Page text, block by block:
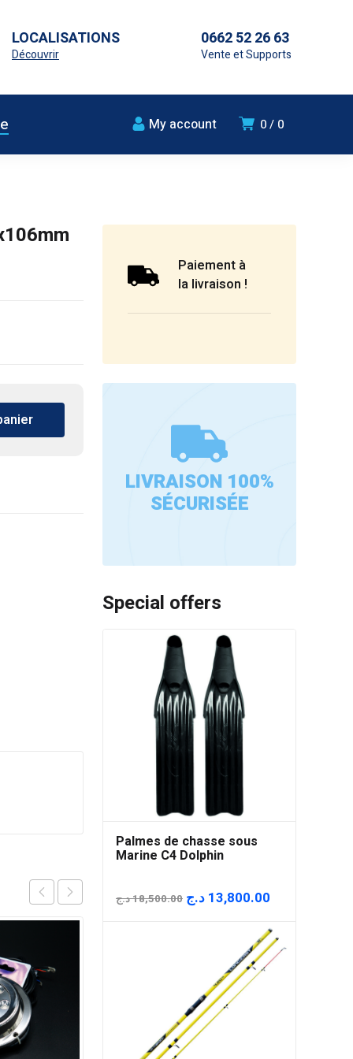
LOCALISATIONS
Découvrir
0662 52 26 63
Vente et Supports
0 0
My account
Paiement à
la livraison !
LIVRAISON 100%
SÉCURISÉE
Special offers
Palmes de chasse sous
Marine C4 Dolphin
18,500.00د.ج
Le 13,800.00 د.ج
actuel
est :